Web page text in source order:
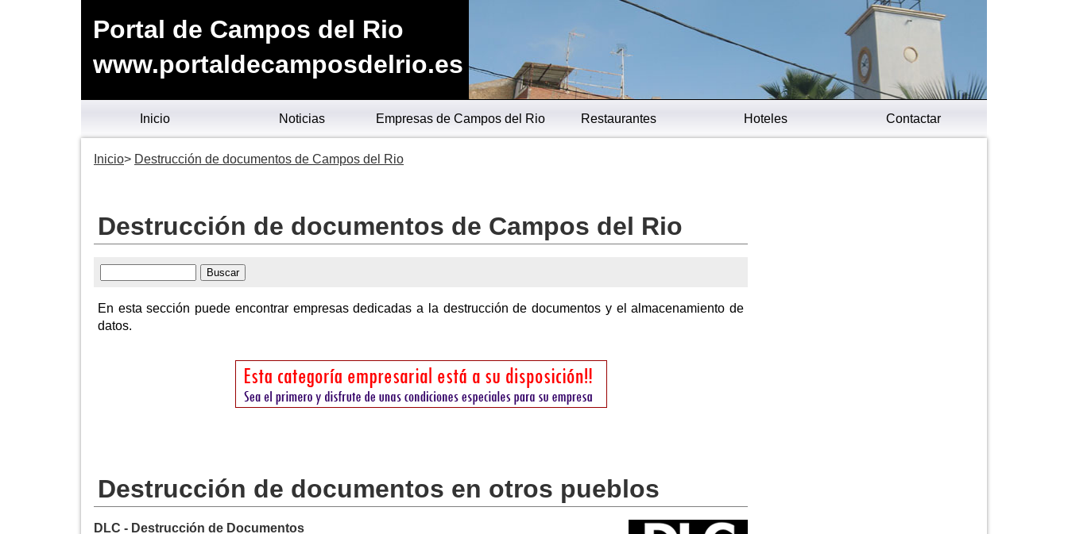
Portal de Campos del Rio
www.portaldecamposdelrio.es
Inicio Noticias Empresas de Campos del Rio Restaurantes Hoteles Contactar
Inicio Destrucción de documentos de Campos del Rio
Destrucción de documentos de Campos del Rio
En esta sección puede encontrar empresas dedicadas a la destrucción de documentos y el almacenamiento de
datos.
Destrucción de documentos en otros pueblos
DLC - Destrucción de Documentos